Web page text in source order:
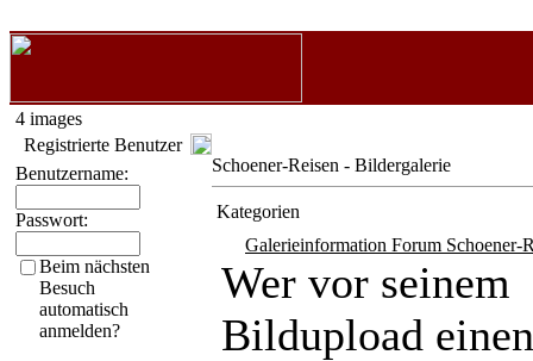
4 images
Registrierte Benutzer
Benutzername:
Passwort:
Beim nächsten
Besuch
automatisch
anmelden?
Schoener-Reisen - Bildergalerie
Kategorien
Galerieinformation Forum Schoener-
Wer vor seinem
Bildupload